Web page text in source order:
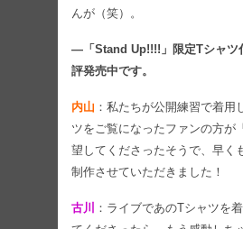
んが（笑）。
―「Stand Up!!!!」限定Tシャツ
評発売中です。
内山 ：私たちが公開練習で着用
ツをご覧になったファンの方が
望してくださったそうで、早く
制作させていただきました！
古川
：ライブであのTシャツを